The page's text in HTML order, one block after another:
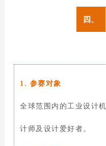
四、
1. 参赛对象
全球范围内的工业设计
计师及设计爱好者。